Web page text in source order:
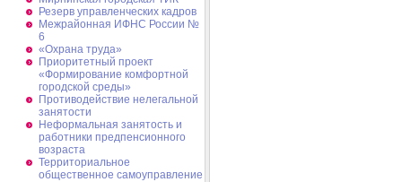
Резерв управленческих кадров
Межрайонная ИФНС России №
6
«Охрана труда»
Приоритетный проект
«Формирование комфортной
городской среды»
Противодействие нелегальной
занятости
Неформальная занятость и
работники предпенсионного
возраста
Территориальное
общественное самоуправление